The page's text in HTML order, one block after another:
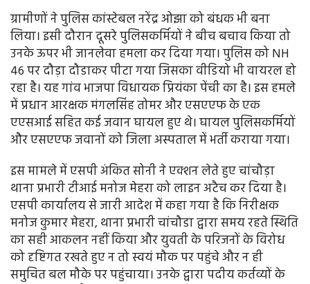
ग्रामीणों ने पुलिस कांस्टेबल नरेंद्र ओझा को बंधक भी बना
लिया। इसी दौरान दूसरे पुलिसकर्मियों ने बीच बचाव किया तो
उनके ऊपर भी जानलेवा हमला कर दिया गया। पुलिस को NH
46 पर दौड़ा दौडाकर पीटा गया जिसका वीडियो भी वायरल हो
रहा है। यह गांव भाजपा विधायक प्रियंका पेंची का है। इस हमले
में प्रधान आरक्षक मंगलसिंह तोमर और एसएएफ के एक
एएसआई सहित कई जवान घायल हुए थे। घायल पुलिसकर्मियों
और एसएएफ जवानों को जिला अस्पताल में भर्ती कराया गया।
इस मामले में एसपी अंकित सोनी ने एक्शन लेते हुए चांचौड़ा
थाना प्रभारी टीआई मनोज मेहरा को लाइन अटैच कर दिया है।
एसपी कार्यालय से जारी आदेश में कहा गया है कि निरीक्षक
मनोज कुमार मेहरा, थाना प्रभारी चांचौडा द्वारा समय रहते स्थिति
का सही आकलन नहीं किया और युवती के परिजनों के विरोध
को दृष्टिगत रखते हुए न तो स्वयं मौक पर पहुंचे और न ही
समुचित बल मौके पर पहुंचाया। उनके द्वारा पदीय कर्तव्यों के